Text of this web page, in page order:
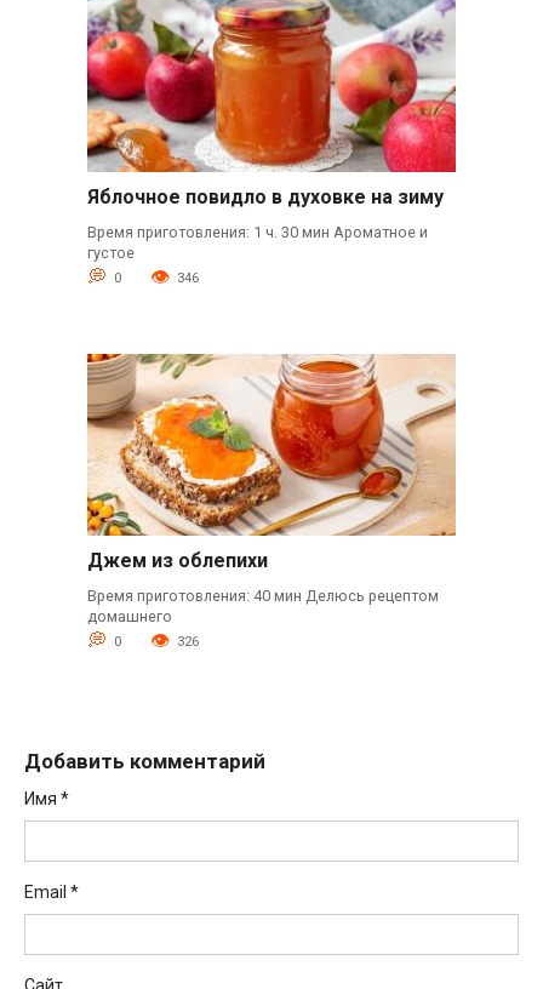
Яблочное повидло в духовке на зиму
Время приготовления: 1 ч. 30 мин Ароматное и
густое
0 346
Джем из облепихи
Время приготовления: 40 мин Делюсь рецептом
домашнего
0 326
Добавить комментарий
Имя *
Email *